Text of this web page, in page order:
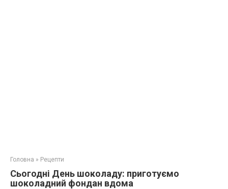
Головна » Рецепти
Сьогодні День шоколаду: приготуємо
шоколадний фондан вдома